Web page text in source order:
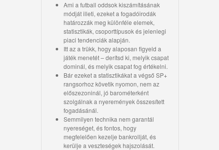
Ami a futball oddsok kiszámításának
módját illeti, ezeket a fogadóirodák
határozzák meg különféle elemek,
statisztikák, csoporttípusok és jelenlegi
piaci tendenciák alapján.
Itt az a trükk, hogy alaposan figyeld a
játék menetét – derítsd ki, melyik csapat
dominál, és melyik csapat fog értékelni.
Bár ezeket a statisztikákat a végső SP+
rangsorhoz követik nyomon, nem az
előszezoninál, jó barométerként
szolgálnak a nyeremények összesített
fogadásánál.
Semmilyen technika nem garantál
nyereséget, és fontos, hogy
megfelelően kezelje bankrollját, és
kerülje a veszteségek hajszolását.